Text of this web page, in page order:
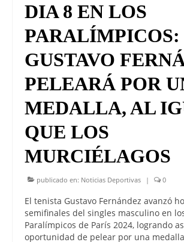
DIA 8 EN LOS
PARALÍMPICOS:
GUSTAVO
PELEARÁ POR
MEDALLA, AL
QUE LOS
MURCIÉLAGOS
publicado en: Noticias Deportivas | 0
El tenista Gustavo Fernández avanzó
semifinales del singles masculino en
Paralímpicos de París 2024, logrando
oportunidad de pelear por una